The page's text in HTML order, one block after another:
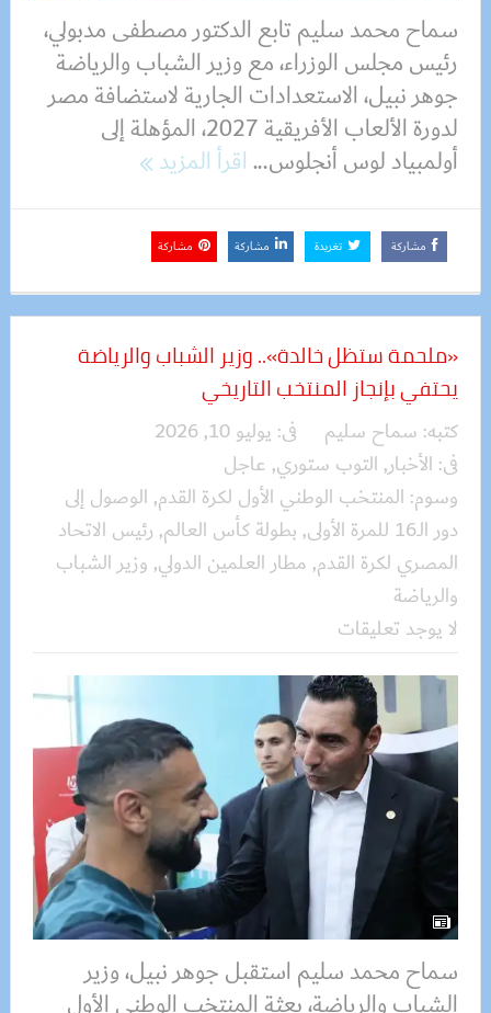
سماح محمد سليم تابع الدكتور مصطفى مدبولي،
رئيس مجلس الوزراء، مع وزير الشباب والرياضة
جوهر نبيل، الاستعدادات الجارية لاستضافة مصر
لدورة الألعاب الأفريقية 2027، المؤهلة إلى
أولمبياد لوس أنجلوس...اقرأ المزيد
مشاركة تغريدة مشاركة مشاركة
«ملحمة ستظل خالدة».. وزير الشباب والرياضة
يحتفي بإنجاز المنتخب التاريخي
كتبه: سماح سليم فى: يوليو 10, 2026
فى: الأخبار, التوب ستوري, عاجل
وسوم: المنتخب الوطني الأول لكرة القدم, الوصول إلى
دور الـ16 للمرة الأولى
, بطولة كأس العالم, رئيس الاتحاد
المصري لكرة القدم, مطار العلمين الدولي, وزير الشباب
والرياضة
لا يوجد تعليقات
سماح محمد سليم استقبل جوهر نبيل، وزير